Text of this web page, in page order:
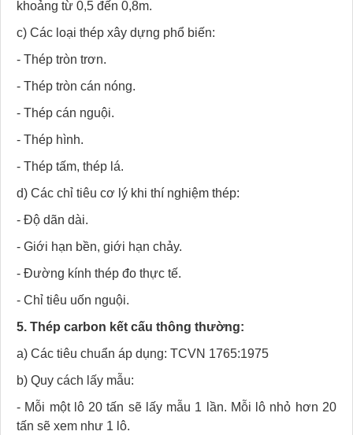
khoảng từ 0,5 đến 0,8m.
c) Các loại thép xây dựng phổ biến:
- Thép tròn trơn.
- Thép tròn cán nóng.
- Thép cán nguội.
- Thép hình.
- Thép tấm, thép lá.
d) Các chỉ tiêu cơ lý khi thí nghiệm thép:
- Độ dãn dài.
- Giới hạn bền, giới hạn chảy.
- Đường kính thép đo thực tế.
- Chỉ tiêu uốn nguội.
5. Thép carbon kết cấu thông thường:
a) Các tiêu chuẩn áp dụng: TCVN 1765:1975
b) Quy cách lấy mẫu:
- Mỗi một lô 20 tấn sẽ lấy mẫu 1 lần. Mỗi lô nhỏ hơn 20
tấn sẽ xem như 1 lô.